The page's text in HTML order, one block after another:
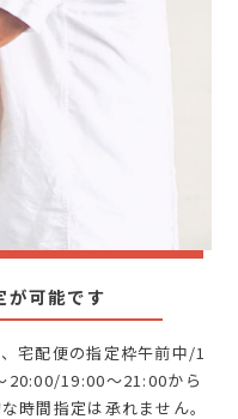
が可能です
宅配便の指定枠午前中/1
19:00～21:00から
時間指定は承れません。